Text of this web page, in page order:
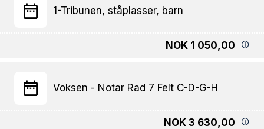
1-Tribunen, ståplasser, barn
NOK 1 050,00
Voksen - Notar Rad 7 Felt C-D-G-H
NOK 3 630,00